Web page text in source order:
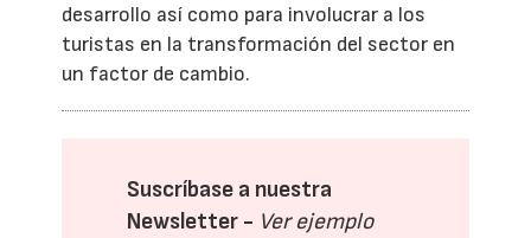
desarrollo así como para involucrar a los
turistas en la transformación del sector en
un factor de cambio.
Suscríbase a nuestra
Newsletter - Ver ejemplo